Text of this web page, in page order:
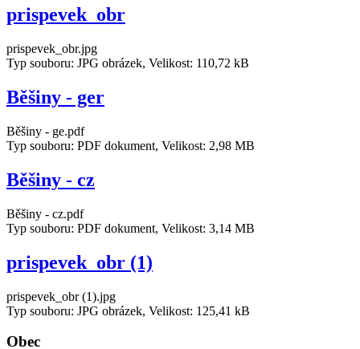
prispevek_obr
prispevek_obr.jpg
Typ souboru: JPG obrázek, Velikost: 110,72 kB
Běšiny - ger
Běšiny - ge.pdf
Typ souboru: PDF dokument, Velikost: 2,98 MB
Běšiny - cz
Běšiny - cz.pdf
Typ souboru: PDF dokument, Velikost: 3,14 MB
prispevek_obr (1)
prispevek_obr (1).jpg
Typ souboru: JPG obrázek, Velikost: 125,41 kB
Obec